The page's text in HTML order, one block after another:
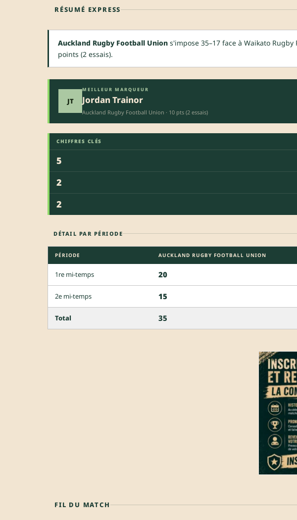
RÉSUMÉ EXPRESS
Auckland Rugby Football Union s'impose 35–17 face à Waikato
points (2 essais).
JT
MEILLEUR MARQUEUR
Jordan Trainor
Auckland Rugby Football Union · 10 pts (2 essais)
CHIFFRES CLÉS
5
2
2
DÉTAIL PAR PÉRIODE
PÉRIODE AUCKLAND RUGBY FOOTBALL UNION
1re mi-temps 20
2e mi-temps 15
Total 35
FIL DU MATCH